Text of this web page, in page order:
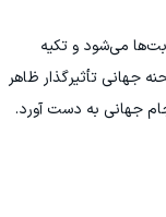
می‌شود و تکیه
جهانی تأثیرگذار ظاهر
جهانی به دست آورد.